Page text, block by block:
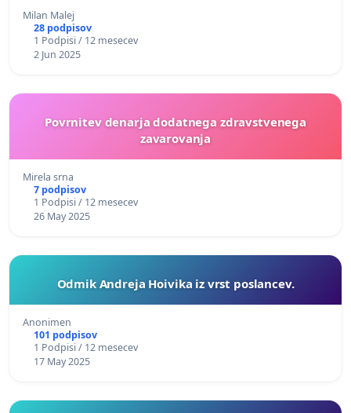
Milan Malej
28 podpisov
1 Podpisi / 12 mesecev
2 Jun 2025
Povrnitev denarja dodatnega zdravstvenega
zavarovanja
Mirela srna
7 podpisov
1 Podpisi / 12 mesecev
26 May 2025
Odmik Andreja Hoivika iz vrst poslancev.
Anonimen
101 podpisov
1 Podpisi / 12 mesecev
17 May 2025